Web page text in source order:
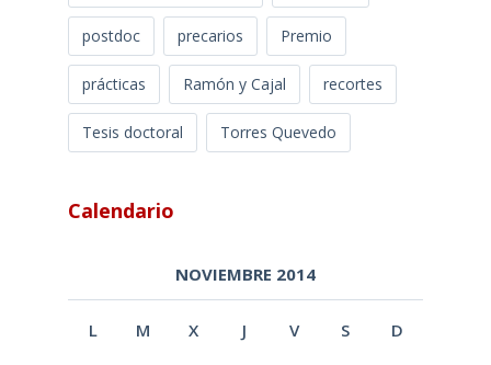
postdoc precarios Premio
prácticas Ramón y Cajal recortes
Tesis doctoral Torres Quevedo
Calendario
NOVIEMBRE 2014
L M X J V S D